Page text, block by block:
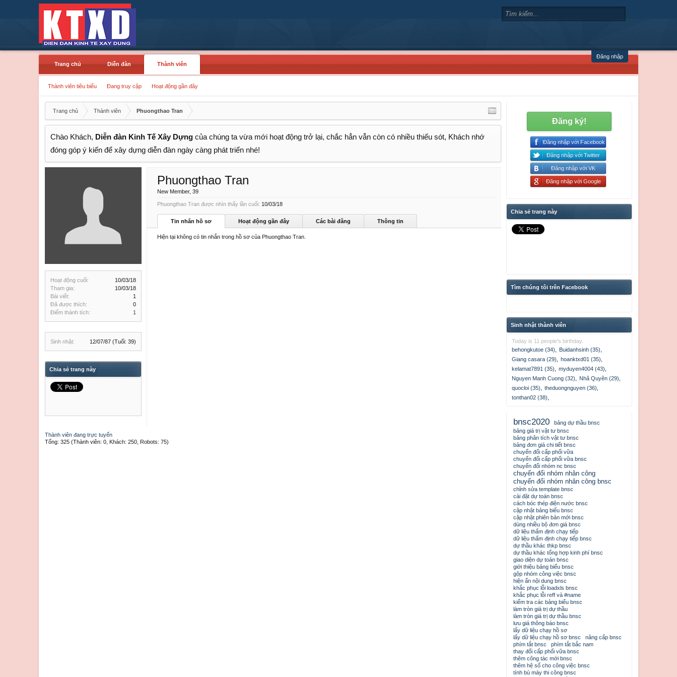
Đăng nhập
Trang chủ
Diễn đàn Thành viên
Thành viên tiêu biểu Đang truy cập Hoạt động gần đây
Trang chủ Thành viên Phuongthao Tran
Chào Khách, Diễn đàn Kinh Tế Xây Dựng của chúng ta vừa mới hoạt động trở lại, chắc hẳn vẫn còn có nhiều thiếu sót, Khách nhớ
đóng góp ý kiến để xây dựng diễn đàn ngày càng phát triển nhé!
Hoạt động cuối:
10/03/18
Tham gia:
10/03/18
Bài viết:
1
Đã được thích:
0
Điểm thành tích:
1
Sinh nhật: 12/07/87 (Tuổi: 39)
Chia sẻ trang này
Phuongthao Tran
New Member, 39
Phuongthao Tran được nhìn thấy lần cuối: 10/03/18
Tin nhắn hồ sơ Hoạt động gần đây Các bài đăng Thông tin
Hiện tại không có tin nhắn trong hồ sơ của Phuongthao Tran.
Thành viên đang trực tuyến
Tổng: 325 (Thành viên: 0, Khách: 250, Robots: 75)
Đăng ký!
Đăng nhập với Facebook
Đăng nhập với Twitter
Đăng nhập với VK
Đăng nhập với Google
Chia sẻ trang này
Tìm chúng tôi trên Facebook
Sinh nhật thành viên
Today is 11 people's birthday.
behongkutoe (34)
Buidanhsinh (35)
Giang casara (29)
hoanktxd01 (35)
kelamat7891 (35)
myduyen4004 (43)
Nguyen Manh Cuong (32)
Nhã Quyên (29)
quocloi (35)
theduongnguyen (36)
tonthan02 (38)
bnsc2020
bảng dự thầu bnsc
bảng giá trị vật tư bnsc
bảng phân tích vật tư bnsc
bảng đơn giá chi tiết bnsc
chuyển đổi cấp phối vữa
chuyển đổi cấp phối vữa bnsc
chuyển đổi nhóm nc bnsc
chuyển đổi nhóm nhân công
chuyển đổi nhóm nhân công bnsc
chỉnh sửa template bnsc
cài đặt dự toán bnsc
cách bóc thép điện nước bnsc
cập nhật bảng biểu bnsc
cập nhật phiên bản mới bnsc
dùng nhiều bộ đơn giá bnsc
dữ liệu thẩm định chạy tiếp
dữ liệu thẩm định chạy tiếp bnsc
dự thầu khác thkp bnsc
dự thầu khác tổng hợp kinh phí bnsc
giao diện dự toán bnsc
giới thiệu bảng biểu bnsc
gộp nhóm công việc bnsc
hiện ẩn nội dung bnsc
khắc phục lỗi loadxls bnsc
khắc phục lỗi reff và #name
kiểm tra các bảng biểu bnsc
làm tròn giá trị dự thầu
làm tròn giá trị dự thầu bnsc
lưu giá thông báo bnsc
lấy dữ liệu chạy hồ sơ
lấy dữ liệu chạy hồ sơ bnsc
nâng cấp bnsc
phím tắt bnsc
phím tắt bắc nam
thay đổi cấp phối vữa bnsc
thêm công tác mới bnsc
thêm hệ số cho công việc bnsc
tính bù máy thi công bnsc